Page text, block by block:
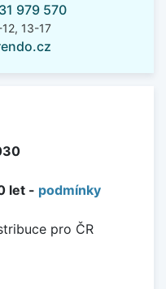
979 570
13-17
let - podmínky
pro ČR